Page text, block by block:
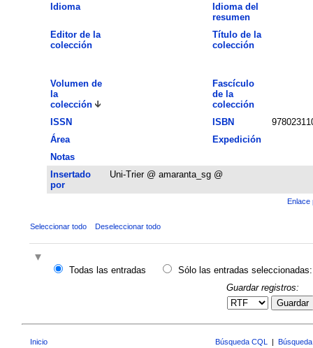
Idioma
Idioma del
resumen
Editor de la
colección
Título de la
colección
Volumen de
la
colección
Fascículo
de la
colección
ISSN
ISBN
Área
Expedición
Notas
Insertado
por
Uni-Trier @ amaranta_sg @
Enlace
Seleccionar todo Deseleccionar todo
Todas las entradas
Sólo las entradas seleccionadas:
Guardar registros:
Guardar
Inicio Búsqueda CQL